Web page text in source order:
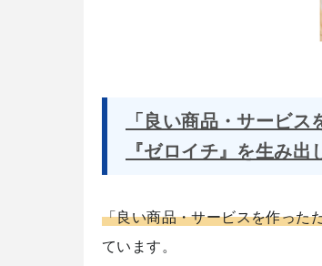
「良い商品・サービ
『ゼロイチ』を生み
「良い商品・サービスを作った
ています。